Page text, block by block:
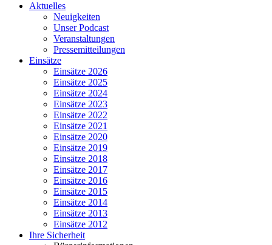
Aktuelles
Neuigkeiten
Unser Podcast
Veranstaltungen
Pressemitteilungen
Einsätze
Einsätze 2026
Einsätze 2025
Einsätze 2024
Einsätze 2023
Einsätze 2022
Einsätze 2021
Einsätze 2020
Einsätze 2019
Einsätze 2018
Einsätze 2017
Einsätze 2016
Einsätze 2015
Einsätze 2014
Einsätze 2013
Einsätze 2012
Ihre Sicherheit